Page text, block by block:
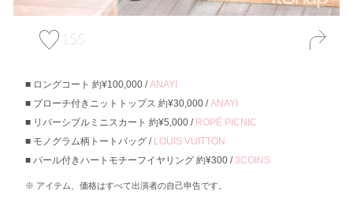
155
ロングコート 約¥100,000 /ANAYI
ブローチ付きニットトップス 約¥30,000 /ANAYI
リバーシブルミニスカート 約¥5,000 / ROPÉ PICNIC
モノグラム柄トートバッグ / LOUIS VUITTON
パール付きハートモチーフイヤリング 約¥300 / 3COINS
アイテム、価格はすべて出演者の自己申告です。